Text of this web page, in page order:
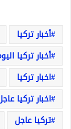
أخبار تركيا
أخبار تركيا
اخبار تركيا
اخبار تركيا
تركيا عاجل